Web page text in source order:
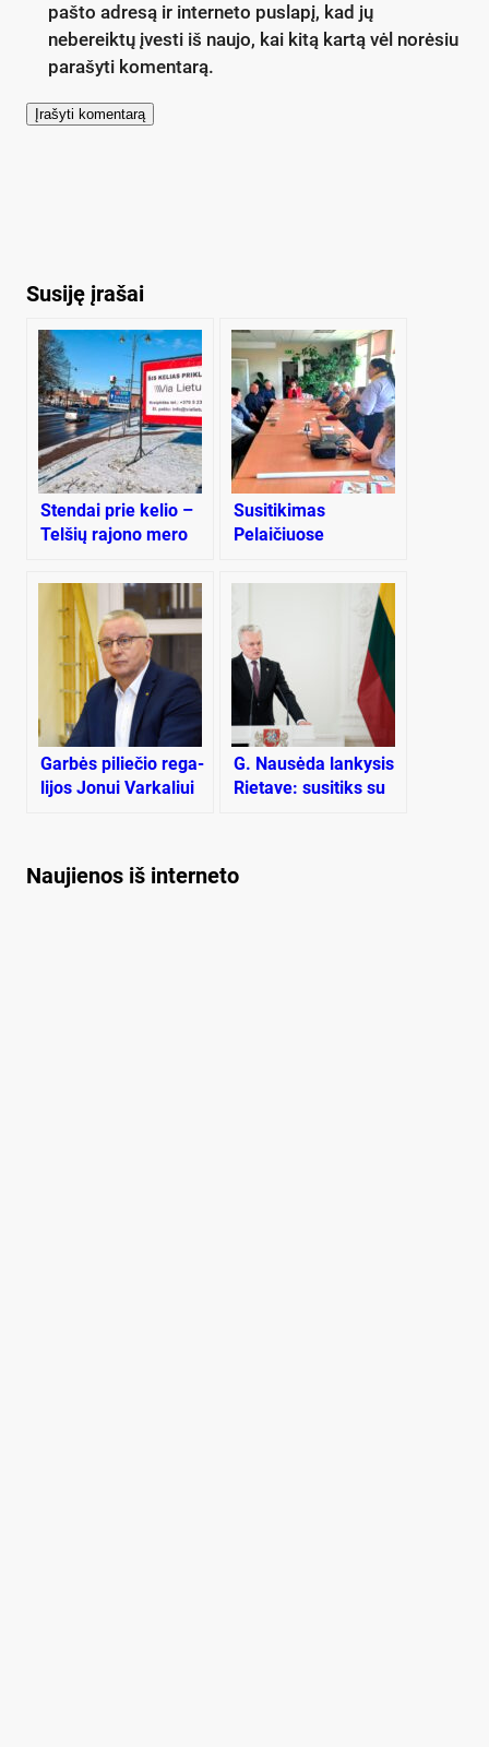
pašto adresą ir interneto puslapį, kad jų
nebereiktų įvesti iš naujo, kai kitą kartą vėl norėsiu
parašyti komentarą.
Susiję įrašai
Stendai prie kelio –
Telšių rajono mero
Susitikimas
Pelaičiuose
Gar­bės pi­lie­čio re­ga­
li­jos Jo­nui Var­ka­liui
G. Nausėda lankysis
Rietave: susitiks su
Naujienos iš interneto